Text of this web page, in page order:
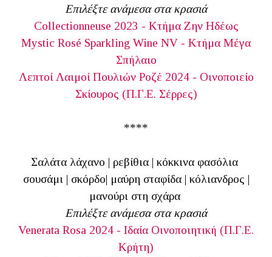
Επιλέξτε ανάμεσα στα κρασιά
Collectionneuse 2023 - Κτήμα Ζην Ηδέως
Mystic Rosé Sparkling Wine NV - Κτήμα Μέγα
Σπήλαιο
Λεπτοί Λαιμοί Πουλιών Ροζέ 2024 - Οινοποιείο
Σκίουρος (Π.Γ.Ε. Σέρρες)
****
Σαλάτα λάχανο | ρεβίθια | κόκκινα φασόλια
σουσάμι | σκόρδο| μαύρη σταφίδα | κόλιανδρος |
μανούρι στη σχάρα
Επιλέξτε ανάμεσα στα κρασιά
Venerata Rosa 2024 - Ιδαία Οινοποιητική (Π.Γ.Ε.
Κρήτη)